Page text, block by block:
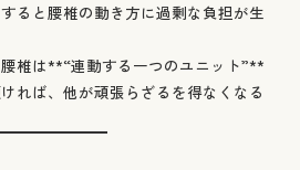
ると腰椎の動き方に過剰な負担が生
椎は**“連動する一つのユニット”**
れば、他が頑張らざるを得なくなる